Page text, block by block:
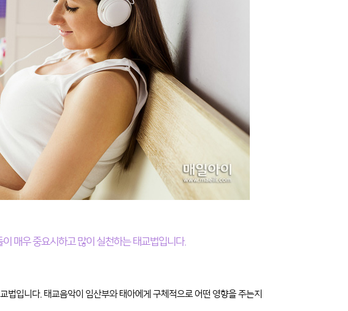
매우 중요시하고 많이 실천하는 태교법입니다.
입니다. 태교음악이 임산부와 태아에게 구체적으로 어떤 영향을 주는지